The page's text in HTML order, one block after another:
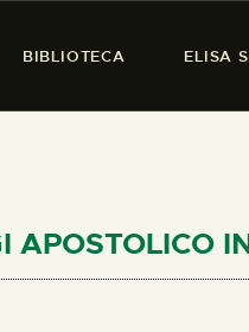
BIBLIOTECA ELISA